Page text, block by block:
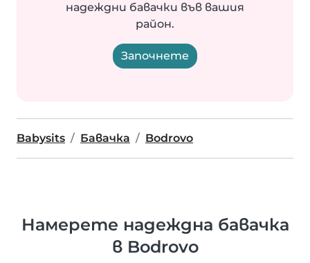
надеждни бавачки във вашия
район.
Започнете
Babysits Бавачка Bodrovo
Намерете надеждна бавачка
в Bodrovo